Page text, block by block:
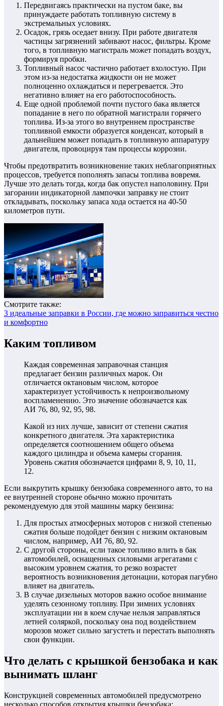
Передвигаясь практически на пустом баке, вы
принуждаете работать топливную систему в
экстремальных условиях.
Осадок, грязь оседает внизу. При работе двигателя
частицы загрязнений забивают насос, фильтры. Кроме
того, в топливную магистраль может попадать воздух,
формируя пробки.
Топливный насос частично работает вхолостую. При
этом из-за недостатка жидкости он не может
полноценно охлаждаться и перегревается. Это
негативно влияет на его работоспособность.
Еще одной проблемой почти пустого бака является
попадание в него по обратной магистрали горячего
топлива. Из-за этого во внутреннем пространстве
топливной емкости образуется конденсат, который в
дальнейшем может попадать в топливную аппаратуру
двигателя, провоцируя там процессы коррозии.
Чтобы предотвратить возникновение таких неблагоприятных
процессов, требуется пополнять запасы топлива вовремя.
Лучше это делать тогда, когда бак опустел наполовину. При
загорании индикаторной лампочки заправку не стоит
откладывать, поскольку запаса хода остается на 40-50
километров пути.
Смотрите также:
3 идеальные заправки в России, где можно заправиться честно
и комфортно
Каким топливом
Каждая современная заправочная станция
предлагает бензин различных марок. Он
отличается октановым числом, которое
характеризует устойчивость к непроизвольному
воспламенению. Это значение обозначается как
АИ 76, 80, 92, 95, 98.
Какой из них лучше, зависит от степени сжатия
конкретного двигателя. Эта характеристика
определяется соотношением общего объема
каждого цилиндра и объема камеры сгорания.
Уровень сжатия обозначается цифрами 8, 9, 10, 11,
12.
Если выкрутить крышку бензобака современного авто, то на
ее внутренней стороне обычно можно прочитать
рекомендуемую для этой машины марку бензина:
Для простых атмосферных моторов с низкой степенью
сжатия больше подойдет бензин с низким октановым
числом, например, АИ 76, 80, 92.
С другой стороны, если такое топливо влить в бак
автомобилей, оснащенных силовыми агрегатами с
высоким уровнем сжатия, то резко возрастет
вероятность возникновения детонации, которая пагубно
влияет на двигатель.
В случае дизельных моторов важно особое внимание
уделять сезонному топливу. При зимних условиях
эксплуатации ни в коем случае нельзя заправляться
летней соляркой, поскольку она под воздействием
морозов может сильно загустеть и перестать выполнять
свои функции.
Что делать с крышкой бензобака и как
вынимать шланг
Конструкцией современных автомобилей предусмотрено
несколько способов открытия крышки бензобака: